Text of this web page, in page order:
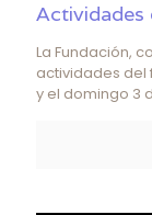
Actividades
La Fundación,
actividades del
y el domingo 3